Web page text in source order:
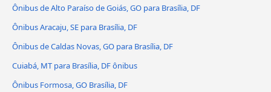
Ônibus de Alto Paraíso de Goiás, GO para Brasília, DF
Ônibus Aracaju, SE para Brasília, DF
Ônibus de Caldas Novas, GO para Brasília, DF
Cuiabá, MT para Brasília, DF ônibus
Ônibus Formosa, GO Brasília, DF